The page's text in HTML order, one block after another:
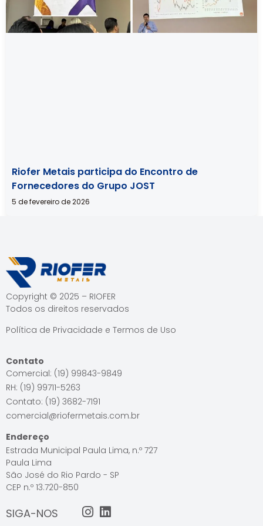
Riofer Metais participa do Encontro de
Fornecedores do Grupo JOST
5 de fevereiro de 2026
Copyright © 2025 – RIOFER
Todos os direitos reservados
Política de Privacidade e Termos de Uso
Contato
Comercial: (19) 99843-9849
RH: (19) 99711-5263
Contato: (19) 3682-7191
comercial@riofermetais.com.br
Endereço
Estrada Municipal Paula Lima, n.º 727
Paula Lima
São José do Rio Pardo - SP
CEP n.º 13.720-850
SIGA-NOS